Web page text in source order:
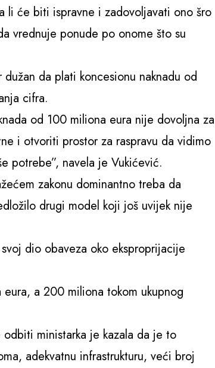
li će biti ispravne i zadovoljavati ono šro
vrednuje ponude po onome što su
da plati koncesionu naknadu od
cifra.
od 100 miliona eura nije dovoljna za
i otvoriti prostor za raspravu da vidimo
potrebe”, navela je Vukićević.
zakonu dominantno treba da
drugi model koji još uvijek nije
dio obaveza oko eksproprijacije
a 200 miliona tokom ukupnog
ministarka je kazala da je to
adekvatnu infrastrukturu, veći broj